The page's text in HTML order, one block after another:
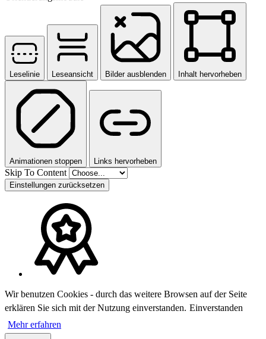
Leselinie Leseansicht Bilder ausblenden Inhalt hervorheben
Animationen stoppen Links hervorheben
Skip To Content
Einstellungen zurücksetzen
Wir benutzen Cookies - durch das weitere Browsen auf der Seite
erklären Sie sich mit der Nutzung einverstanden. Einverstanden
Mehr erfahren